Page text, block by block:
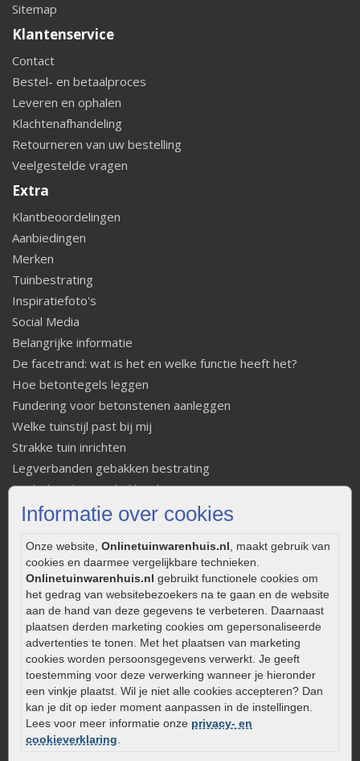
Informatie over cookies
Onze website, Onlinetuinwarenhuis.nl , maakt gebruik van
cookies en daarmee vergelijkbare technieken.
Onlinetuinwarenhuis.nl gebruikt functionele cookies om
het gedrag van websitebezoekers na te gaan en de website
aan de hand van deze gegevens te verbeteren. Daarnaast
plaatsen derden marketing cookies om gepersonaliseerde
advertenties te tonen. Met het plaatsen van marketing
cookies worden persoonsgegevens verwerkt. Je geeft
toestemming voor deze verwerking wanneer je hieronder
een vinkje plaatst. Wil je niet alle cookies accepteren? Dan
kan je dit op ieder moment aanpassen in de instellingen.
Lees voor meer informatie onze privacy- en
cookieverklaring
Sitemap
Klantenservice
Contact
Bestel- en betaalproces
Leveren en ophalen
Klachtenafhandeling
Retourneren van uw bestelling
Veelgestelde vragen
Extra
Klantbeoordelingen
Aanbiedingen
Merken
Tuinbestrating
Inspiratiefoto's
Social Media
Belangrijke informatie
De facetrand: wat is het en welke functie heeft het?
Hoe betontegels leggen
Fundering voor betonstenen aanleggen
Welke tuinstijl past bij mij
Strakke tuin inrichten
Legverbanden gebakken bestrating
Onderhoud van gebakken bestrating
Aanlegtips voor gebakken bestrating
Kleine stadstuin inrichten
0320 – 219170
Kaapstanderweg 41
8243 RB Lelystad
info@onlinetuinwarenhuis.nl
Routebeschrijving
Openingstijden
Maandag
08:00 - 17:00
Dinsdag